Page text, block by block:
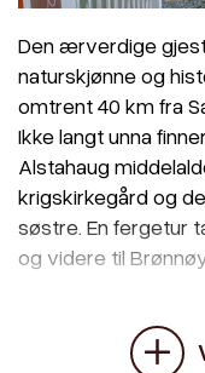
Den ærverdige
naturskjønne og
omtrent 40 km fra
Ikke langt unna
Alstahaug
krigskirkegård og
søstre. En fergetur
og videre til